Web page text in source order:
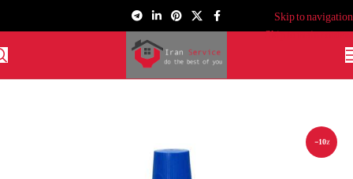
Skip to navigation
Skip to main content
-10%